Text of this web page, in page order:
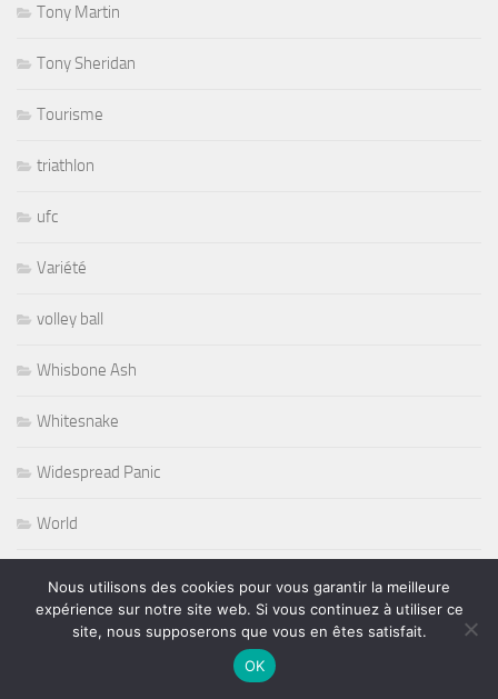
Tony Martin
Tony Sheridan
Tourisme
triathlon
ufc
Variété
volley ball
Whisbone Ash
Whitesnake
Widespread Panic
World
Wynton Marsalis
Nous utilisons des cookies pour vous garantir la meilleure
expérience sur notre site web. Si vous continuez à utiliser ce
site, nous supposerons que vous en êtes satisfait.
OK